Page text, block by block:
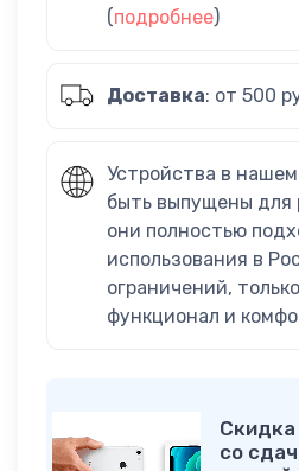
(подробнее)
Доставка: от 500
Устройства в
быть выпущены для
они полностью
использования в
ограничений,
функционал и
со